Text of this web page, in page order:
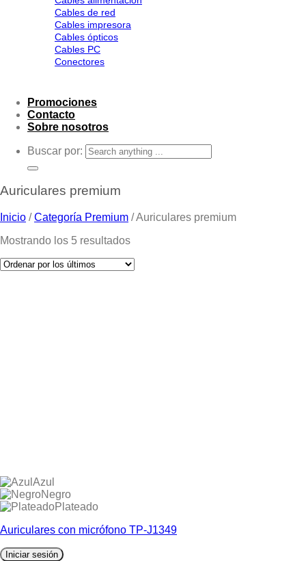
Cables de red
Cables impresora
Cables ópticos
Cables PC
Conectores
Promociones
Contacto
Sobre nosotros
Buscar por:
Auriculares premium
Inicio / Categoría Premium /Auriculares premium
Mostrando los 5 resultados
Azul
Negro
Plateado
Auriculares con micrófono TP-J1349
Iniciar sesión